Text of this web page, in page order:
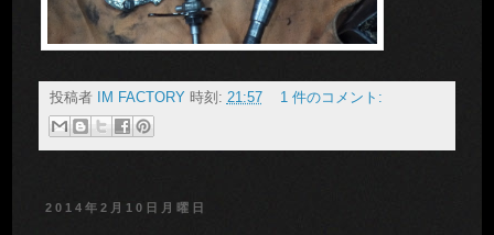
投稿者 IM FACTORY 時刻: 21:57 1 件のコメント:
2014年2月10日月曜日